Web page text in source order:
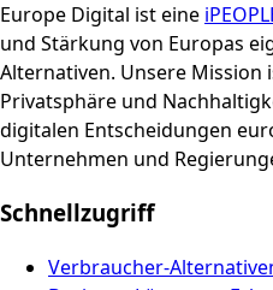
Europe Digital ist eine
und Stärkung von Europas
Alternativen. Unsere Mission
Privatsphäre und
digitalen Entscheidungen
Unternehmen und
Schnellzugriff
Verbraucher-